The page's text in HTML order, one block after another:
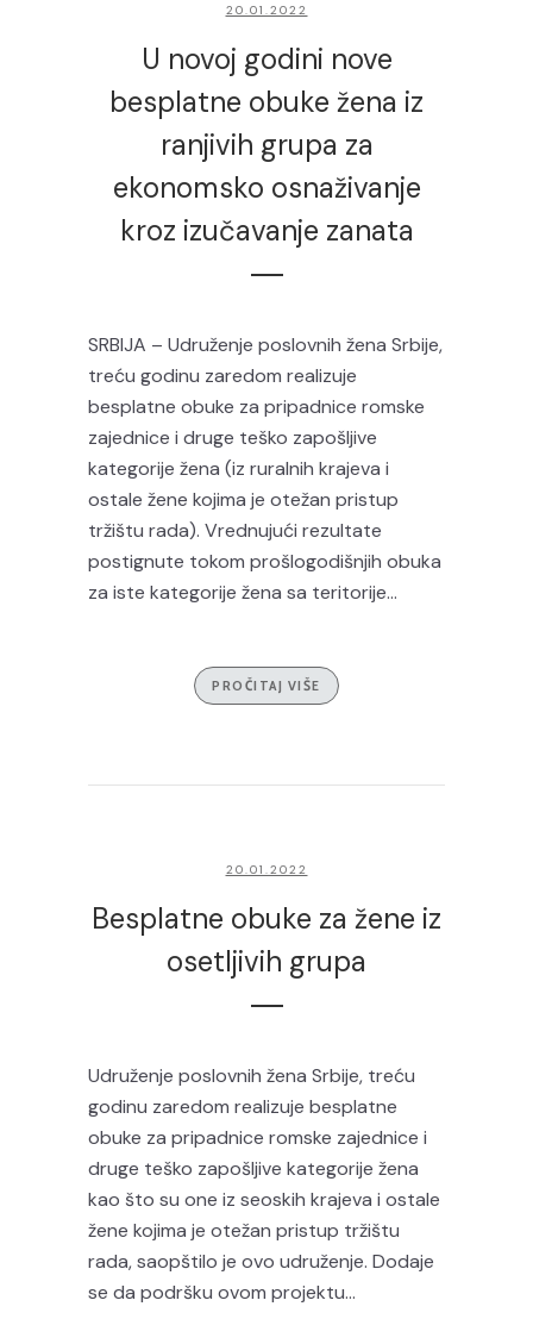
20.01.2022
U novoj godini nove
besplatne obuke žena iz
ranjivih grupa za
ekonomsko osnaživanje
kroz izučavanje zanata
SRBIJA – Udruženje poslovnih žena Srbije,
treću godinu zaredom realizuje
besplatne obuke za pripadnice romske
zajednice i druge teško zapošljive
kategorije žena (iz ruralnih krajeva i
ostale žene kojima je otežan pristup
tržištu rada). Vrednujući rezultate
postignute tokom prošlogodišnjih obuka
za iste kategorije žena sa teritorije...
PROČITAJ VIŠE
20.01.2022
Besplatne obuke za žene iz
osetljivih grupa
Udruženje poslovnih žena Srbije, treću
godinu zaredom realizuje besplatne
obuke za pripadnice romske zajednice i
druge teško zapošljive kategorije žena
kao što su one iz seoskih krajeva i ostale
žene kojima je otežan pristup tržištu
rada, saopštilo je ovo udruženje. Dodaje
se da podršku ovom projektu...